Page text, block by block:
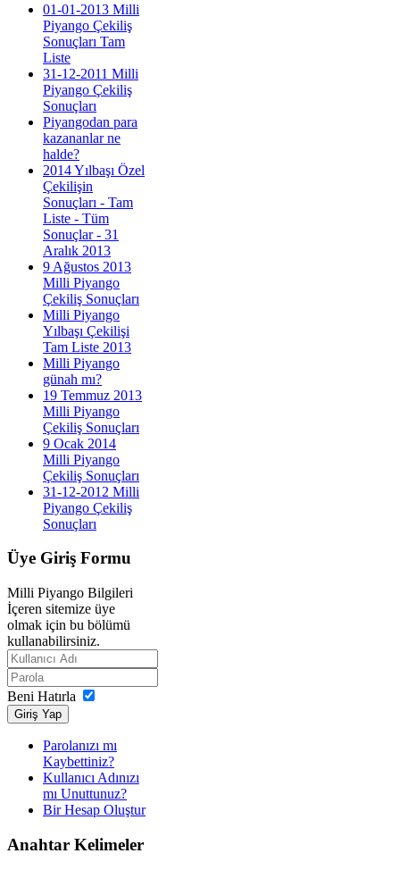
01-01-2013 Milli
Piyango Çekiliş
Sonuçları Tam
Liste
31-12-2011 Milli
Piyango Çekiliş
Sonuçları
Piyangodan para
kazananlar ne
halde?
2014 Yılbaşı Özel
Çekilişin
Sonuçları - Tam
Liste - Tüm
Sonuçlar - 31
Aralık 2013
9 Ağustos 2013
Milli Piyango
Çekiliş Sonuçları
Milli Piyango
Yılbaşı Çekilişi
Tam Liste 2013
Milli Piyango
günah mı?
19 Temmuz 2013
Milli Piyango
Çekiliş Sonuçları
9 Ocak 2014
Milli Piyango
Çekiliş Sonuçları
31-12-2012 Milli
Piyango Çekiliş
Sonuçları
Üye Giriş Formu
Milli Piyango Bilgileri
İçeren sitemize üye
olmak için bu bölümü
kullanabilirsiniz.
Beni Hatırla
Giriş Yap
Parolanızı mı
Kaybettiniz?
Kullanıcı Adınızı
mı Unuttunuz?
Bir Hesap Oluştur
Anahtar Kelimeler